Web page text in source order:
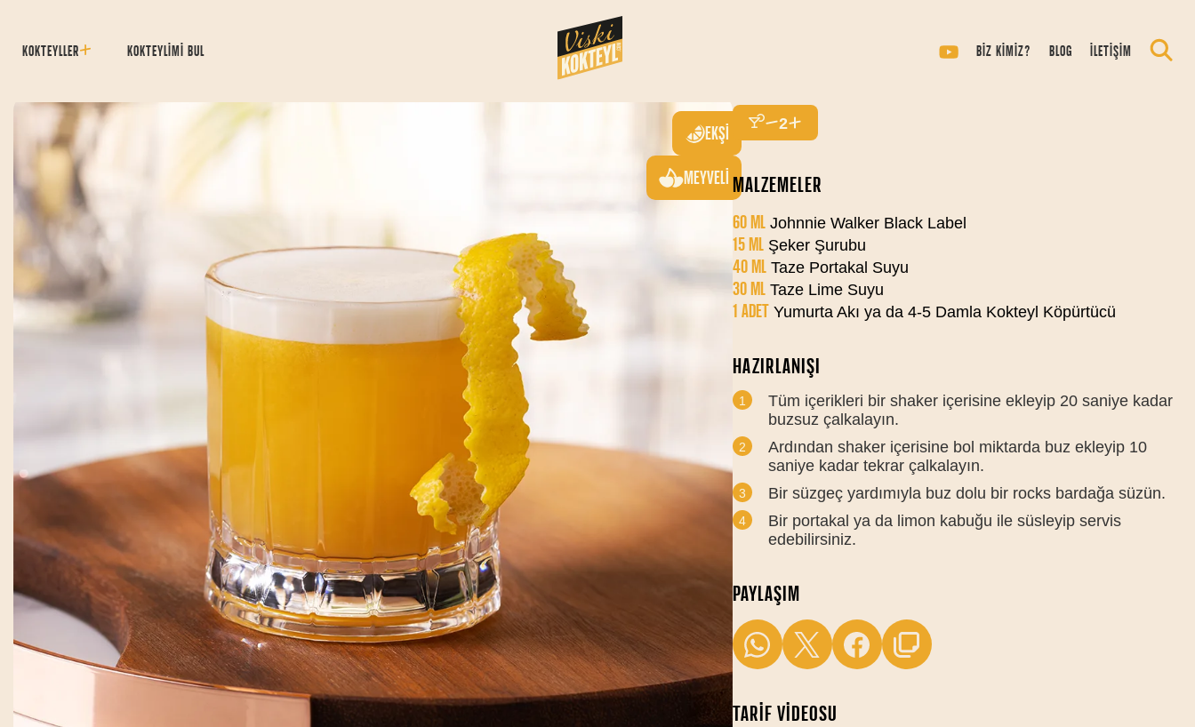
KOKTEYLLER KOKTEYLİMİ BUL BİZ KİMİZ? BLOG İLETİŞİM
EKŞI
MEYVELI
WHISKY SOUR
2
MALZEMELER
60 MLJohnnie Walker Black Label
15 MLŞeker Şurubu
40 MLTaze Portakal Suyu
30 MLTaze Lime Suyu
1 ADET Yumurta Akı ya da 4-5 Damla Kokteyl Köpürtücü
HAZIRLANIŞI
Tüm içerikleri bir shaker içerisine ekleyip 20 saniye kadar
buzsuz çalkalayın.
Ardından shaker içerisine bol miktarda buz ekleyip 10
saniye kadar tekrar çalkalayın.
Bir süzgeç yardımıyla buz dolu bir rocks bardağa süzün.
Bir portakal ya da limon kabuğu ile süsleyip servis
edebilirsiniz.
PAYLAŞIM
TARIF VIDEOSU